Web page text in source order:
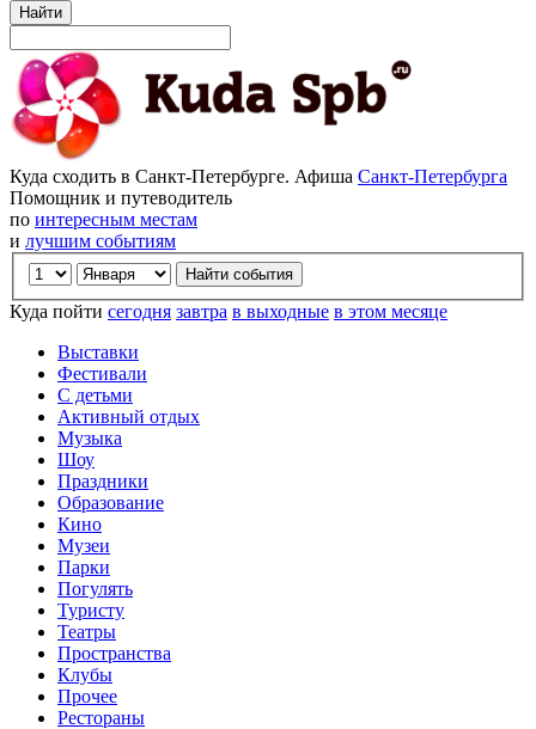
Найти
Куда сходить в Санкт-Петербурге. Афиша Санкт-Петербурга
Помощник и путеводитель
по интересным местам
и лучшим событиям
Куда пойти сегодня завтра в выходные в этом месяце
Выставки
Фестивали
С детьми
Активный отдых
Музыка
Шоу
Праздники
Образование
Кино
Музеи
Парки
Погулять
Туристу
Театры
Пространства
Клубы
Прочее
Рестораны